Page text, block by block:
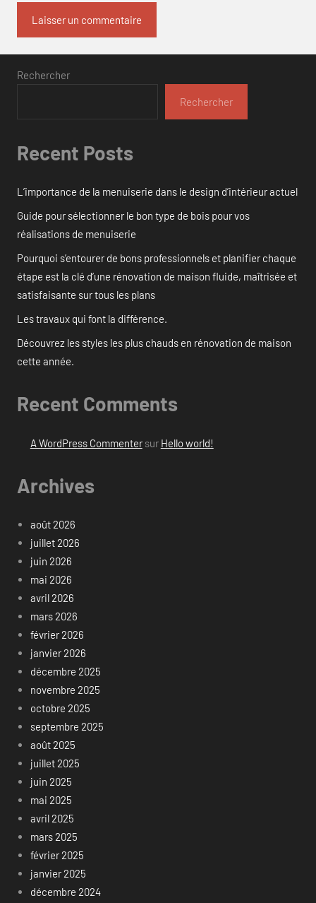
Rechercher
Rechercher
Recent Posts
L’importance de la menuiserie dans le design d’intérieur actuel
Guide pour sélectionner le bon type de bois pour vos
réalisations de menuiserie
Pourquoi s’entourer de bons professionnels et planifier chaque
étape est la clé d’une rénovation de maison fluide, maîtrisée et
satisfaisante sur tous les plans
Les travaux qui font la différence.
Découvrez les styles les plus chauds en rénovation de maison
cette année.
Recent Comments
A WordPress Commentersur Hello world!
Archives
août 2026
juillet 2026
juin 2026
mai 2026
avril 2026
mars 2026
février 2026
janvier 2026
décembre 2025
novembre 2025
octobre 2025
septembre 2025
août 2025
juillet 2025
juin 2025
mai 2025
avril 2025
mars 2025
février 2025
janvier 2025
décembre 2024